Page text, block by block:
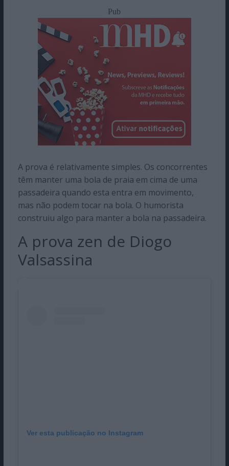
Pub
A prova é relativamente simples. Os concorrentes
têm manter uma bola de praia em cima de uma
passadeira quando esta entra em movimento,
mas não podem tocar na bola. O humorista
construiu algo para manter a bola na passadeira.
A prova zen de Diogo
Valsassina
Ver esta publicação no Instagram